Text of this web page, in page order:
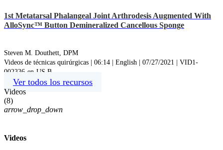
1st Metatarsal Phalangeal Joint Arthrodesis Augmented With
AlloSync™ Button Demineralized Cancellous Sponge
Steven M. Douthett, DPM
Videos de técnicas quirúrgicas | 06:14 | English | 07/27/2021 | VID1-
002336-en-US B
Ver todos los recursos
Videos
(8)
arrow_drop_down
Videos